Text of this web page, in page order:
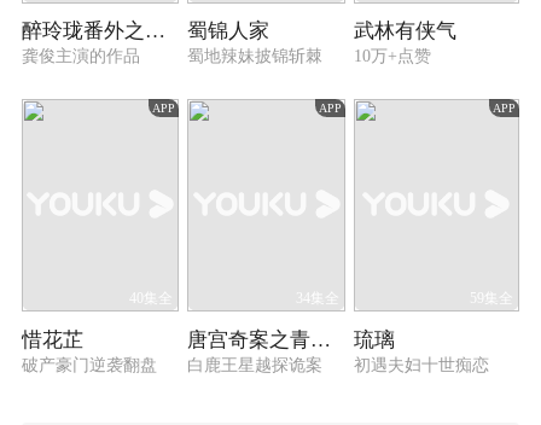
醉玲珑番外之玲珑醉梦
龚俊主演的作品
蜀锦人家
蜀地辣妹披锦斩棘
武林有侠气
10万+点赞
APP
40集全
惜花芷
破产豪门逆袭翻盘
APP
34集全
唐宫奇案之青雾风鸣
白鹿王星越探诡案
APP
59集全
琉璃
初遇夫妇十世痴恋